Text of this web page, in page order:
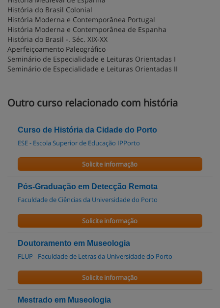
História do Brasil Colonial
História Moderna e Contemporânea Portugal
História Moderna e Contemporânea de Espanha
História do Brasil -. Séc. XIX-XX
Aperfeiçoamento Paleográfico
Seminário de Especialidade e Leituras Orientadas I
Seminário de Especialidade e Leituras Orientadas II
Outro curso relacionado com história
Curso de História da Cidade do Porto
ESE - Escola Superior de Educação IPPorto
Solicite informação
Pós-Graduação em Detecção Remota
Faculdade de Ciências da Universidade do Porto
Solicite informação
Doutoramento em Museologia
FLUP - Faculdade de Letras da Universidade do Porto
Solicite informação
Mestrado em Museologia